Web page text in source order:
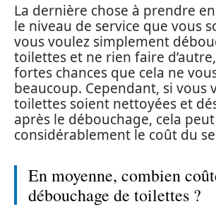
La dernière chose à prendre
le niveau de service que vous
vous voulez simplement
toilettes et ne rien faire
fortes chances que cela ne
beaucoup. Cependant, si vous
toilettes soient nettoyées et
après le débouchage, cela
considérablement le coût du
En moyenne, combien
débouchage de toilettes ?